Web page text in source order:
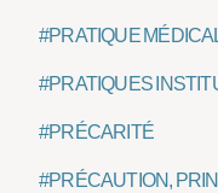
#PRATIQUE
#PRATIQUES
#PRÉCARITÉ
#PRÉCAUTION,